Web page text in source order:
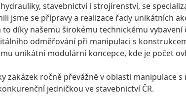
stavebnictví i strojírenství, se
jsme se přípravy a realizace řady unikátních
díky našemu širokému technickému vybavení
odměřování při manipulaci s
unikátní modulární koncepce, kde je počet
zakázek ročně převážně v oblasti manipulace
jedničkou ve stavebnictví ČR.